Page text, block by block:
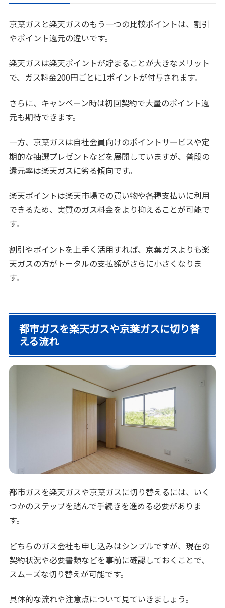
京葉ガスと楽天ガスのもう一つの比較ポイントは、割引
やポイント還元の違いです。
楽天ガスは楽天ポイントが貯まることが大きなメリット
で、ガス料金200円ごとに1ポイントが付与されます。
さらに、キャンペーン時は初回契約で大量のポイント還
元も期待できます。
一方、京葉ガスは自社会員向けのポイントサービスや定
期的な抽選プレゼントなどを展開していますが、普段の
還元率は楽天ガスに劣る傾向です。
楽天ポイントは楽天市場での買い物や各種支払いに利用
できるため、実質のガス料金をより抑えることが可能で
す。
割引やポイントを上手く活用すれば、京葉ガスよりも楽
天ガスの方がトータルの支払額がさらに小さくなりま
す。
都市ガスを楽天ガスや京葉ガスに切り替
える流れ
都市ガスを楽天ガスや京葉ガスに切り替えるには、いく
つかのステップを踏んで手続きを進める必要がありま
す。
どちらのガス会社も申し込みはシンプルですが、現在の
契約状況や必要書類などを事前に確認しておくことで、
スムーズな切り替えが可能です。
具体的な流れや注意点について見ていきましょう。